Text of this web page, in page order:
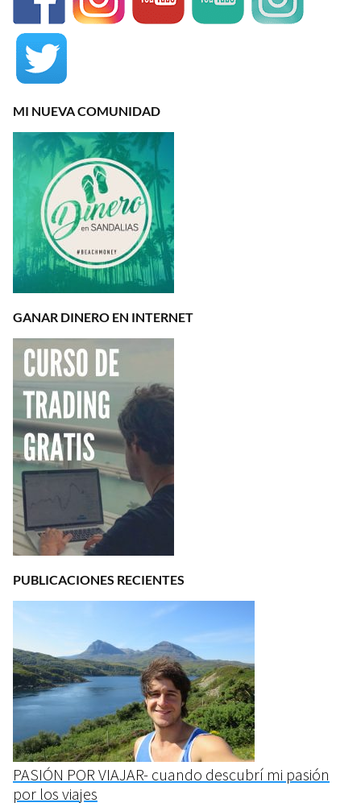
MI NUEVA COMUNIDAD
GANAR DINERO EN INTERNET
PUBLICACIONES RECIENTES
PASIÓN POR VIAJAR- cuando descubrí mi pasión
por los viajes